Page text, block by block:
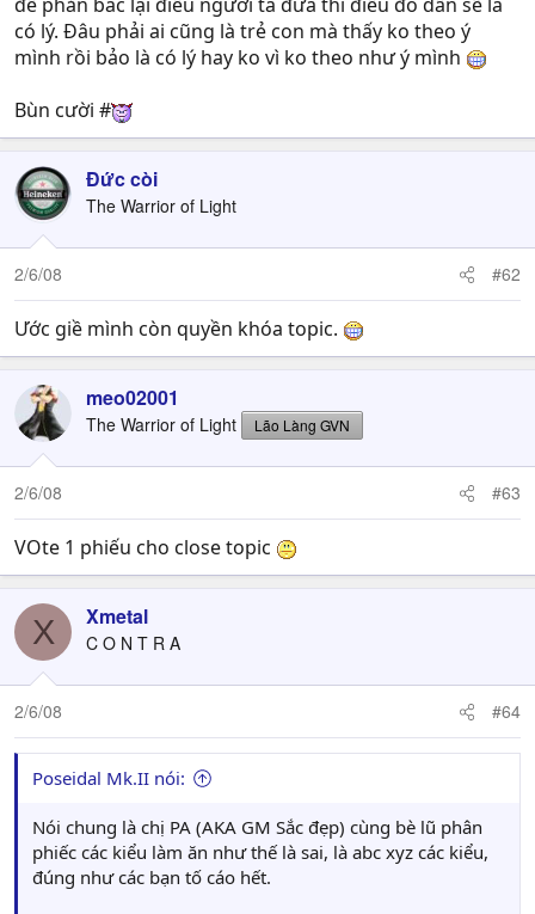
có lý. Đâu phải ai cũng là trẻ con mà thấy ko theo ý
mình rồi bảo là có lý hay ko vì ko theo như ý mình
Bùn cười #
Đức còi
The Warrior of Light
2/6/08 #62
Ước giề mình còn quyền khóa topic.
meo02001
The Warrior of Light Lão Làng GVN
2/6/08 #63
VOte 1 phiếu cho close topic
X Xmetal
C O N T R A
2/6/08 #64
Poseidal Mk.II nói:
Nói chung là chị PA (AKA GM Sắc đẹp) cùng bè lũ phân
phiếc các kiểu làm ăn như thế là sai, là abc xyz các kiểu,
đúng như các bạn tố cáo hết.